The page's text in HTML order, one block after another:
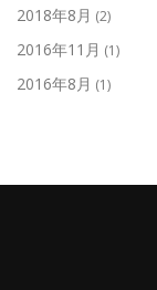
2018年8月 (2)
2016年11月 (1)
2016年8月 (1)